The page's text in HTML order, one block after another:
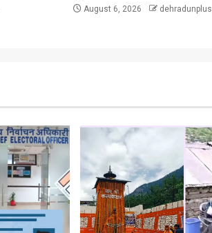
August 6, 2026 dehradunplus